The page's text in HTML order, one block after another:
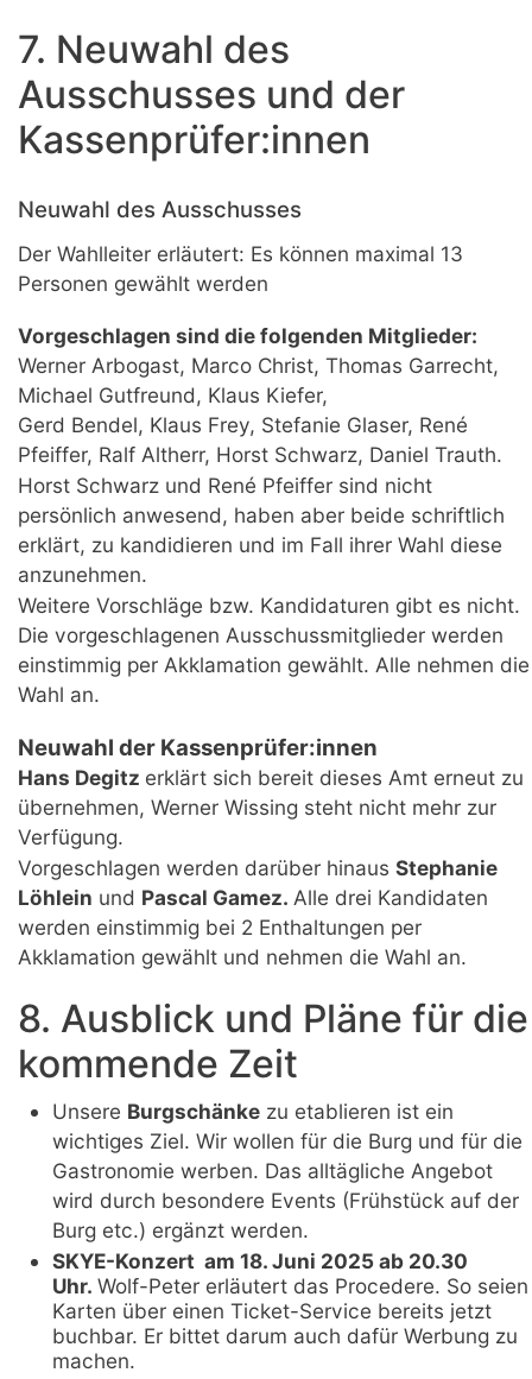
7. Neuwahl des
Ausschusses und der
Kassenprüfer:innen
Neuwahl des Ausschusses
Der Wahlleiter erläutert: Es können maximal 13
Personen gewählt werden
Vorgeschlagen sind die folgenden Mitglieder:
Werner Arbogast, Marco Christ, Thomas Garrecht,
Michael Gutfreund, Klaus Kiefer,
Gerd Bendel, Klaus Frey, Stefanie Glaser, René
Pfeiffer, Ralf Altherr, Horst Schwarz, Daniel Trauth.
Horst Schwarz und René Pfeiffer sind nicht
persönlich anwesend, haben aber beide schriftlich
erklärt, zu kandidieren und im Fall ihrer Wahl diese
anzunehmen.
Weitere Vorschläge bzw. Kandidaturen gibt es nicht.
Die vorgeschlagenen Ausschussmitglieder werden
einstimmig per Akklamation gewählt. Alle nehmen die
Wahl an.
Neuwahl der Kassenprüfer:innen
Hans Degitz erklärt sich bereit dieses Amt erneut zu
übernehmen, Werner Wissing steht nicht mehr zur
Verfügung.
Vorgeschlagen werden darüber hinaus Stephanie
Löhlein und Pascal Gamez. Alle drei Kandidaten
werden einstimmig bei 2 Enthaltungen per
Akklamation gewählt und nehmen die Wahl an.
8. Ausblick und Pläne für die
kommende Zeit
Unsere Burgschänke zu etablieren ist ein
wichtiges Ziel. Wir wollen für die Burg und für die
Gastronomie werben. Das alltägliche Angebot
wird durch besondere Events (Frühstück auf der
Burg etc.) ergänzt werden.
SKYE-Konzert am 18. Juni 2025 ab 20.30
Uhr.Wolf-Peter erläutert das Procedere. So seien
Karten über einen Ticket-Service bereits jetzt
buchbar. Er bittet darum auch dafür Werbung zu
machen.